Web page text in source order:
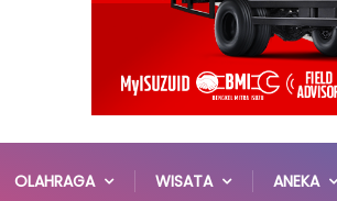
OLAHRAGA WISATA ANEKA